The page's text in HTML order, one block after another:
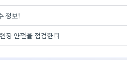
정보!
장 안전을 점검한다